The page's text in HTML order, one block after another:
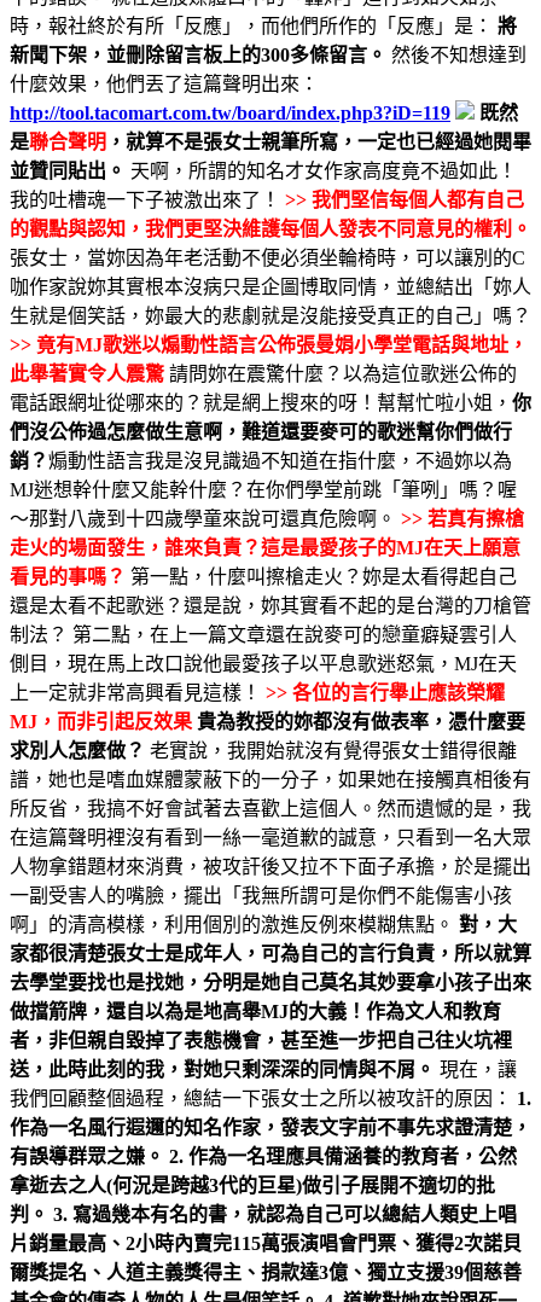
時，報社終於有所「反應」，而他們所作的「反應」是： 將
新聞下架，並刪除留言板上的300多條留言。 然後不知想達到
什麼效果，他們丟了這篇聲明出來：
http://tool.tacomart.com.tw/board/index.php3?iD=119
既然
是聯合聲明 ，就算不是張女士親筆所寫，一定也已經過她閱畢
並贊同貼出。 天啊，所謂的知名才女作家高度竟不過如此！
我的吐槽魂一下子被激出來了！ >> 我們堅信每個人都有自己
的觀點與認知，我們更堅決維護每個人發表不同意見的權利。
張女士，當妳因為年老活動不便必須坐輪椅時，可以讓別的C
咖作家說妳其實根本沒病只是企圖博取同情，並總結出「妳人
生就是個笑話，妳最大的悲劇就是沒能接受真正的自己」嗎？
>> 竟有MJ歌迷以煽動性語言公佈張曼娟小學堂電話與地址，
此舉著實令人震驚 請問妳在震驚什麼？以為這位歌迷公佈的
電話跟網址從哪來的？就是網上搜來的呀！幫幫忙啦小姐， 你
們沒公佈過怎麼做生意啊，難道還要麥可的歌迷幫你們做行
銷？煽動性語言我是沒見識過不知道在指什麼，不過妳以為
MJ迷想幹什麼又能幹什麼？在你們學堂前跳「筆咧」嗎？喔
～那對八歲到十四歲學童來說可還真危險啊。 >> 若真有擦槍
走火的場面發生，誰來負責？這是最愛孩子的MJ在天上願意
看見的事嗎？ 第一點，什麼叫擦槍走火？妳是太看得起自己
還是太看不起歌迷？還是說，妳其實看不起的是台灣的刀槍管
制法？ 第二點，在上一篇文章還在說麥可的戀童癖疑雲引人
側目，現在馬上改口說他最愛孩子以平息歌迷怒氣，MJ在天
上一定就非常高興看見這樣！ >> 各位的言行舉止應該榮耀
MJ，而非引起反效果 貴為教授的妳都沒有做表率，憑什麼要
求別人怎麼做？ 老實說，我開始就沒有覺得張女士錯得很離
譜，她也是嗜血媒體蒙蔽下的一分子，如果她在接觸真相後有
所反省，我搞不好會試著去喜歡上這個人。然而遺憾的是，我
在這篇聲明裡沒有看到一絲一毫道歉的誠意，只看到一名大眾
人物拿錯題材來消費，被攻訐後又拉不下面子承擔，於是擺出
一副受害人的嘴臉，擺出「我無所謂可是你們不能傷害小孩
啊」的清高模樣，利用個別的激進反例來模糊焦點。 對，大
家都很清楚張女士是成年人，可為自己的言行負責，所以就算
去學堂要找也是找她，分明是她自己莫名其妙要拿小孩子出來
做擋箭牌，還自以為是地高舉MJ的大義！作為文人和教育
者，非但親自毀掉了表態機會，甚至進一步把自己往火坑裡
送，此時此刻的我，對她只剩深深的同情與不屑。 現在，讓
我們回顧整個過程，總結一下張女士之所以被攻訐的原因： 1.
作為一名風行遐邇的知名作家，發表文字前不事先求證清楚，
有誤導群眾之嫌。 2. 作為一名理應具備涵養的教育者，公然
拿逝去之人(何況是跨越3代的巨星)做引子展開不適切的批
判。 3. 寫過幾本有名的書，就認為自己可以總結人類史上唱
片銷量最高、2小時內賣完115萬張演唱會門票、獲得2次諾貝
爾獎提名、人道主義獎得主、捐款達3億、獨立支援39個慈善